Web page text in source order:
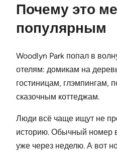
Почему это
популярным
Woodlyn Park попал в
отелям: домикам на
гостиницам, глэмпингам,
сказочным коттеджам.
Люди всё чаще ищут не
историю. Обычный номер
уже через неделю. А вот